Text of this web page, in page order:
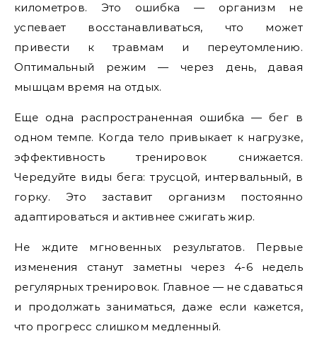
километров. Это ошибка — организм не
успевает восстанавливаться, что может
привести к травмам и переутомлению.
Оптимальный режим — через день, давая
мышцам время на отдых.
Еще одна распространенная ошибка — бег в
одном темпе. Когда тело привыкает к нагрузке,
эффективность тренировок снижается.
Чередуйте виды бега: трусцой, интервальный, в
горку. Это заставит организм постоянно
адаптироваться и активнее сжигать жир.
Не ждите мгновенных результатов. Первые
изменения станут заметны через 4-6 недель
регулярных тренировок. Главное — не сдаваться
и продолжать заниматься, даже если кажется,
что прогресс слишком медленный.